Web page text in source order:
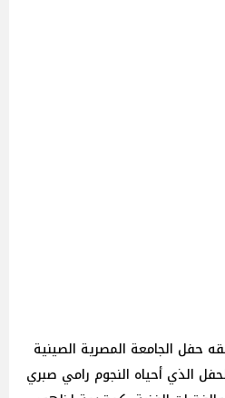
حفل الجامعة المصرية الصينية
الذي أحياه النجوم رامي صبري